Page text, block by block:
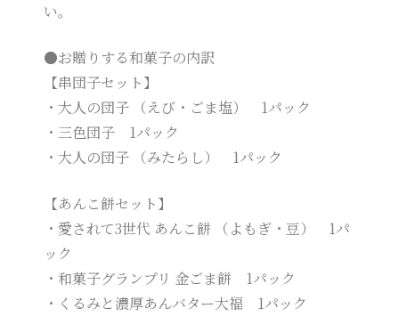
い。
●お贈りする和菓子の内訳
【串団子セット】
・大人の団子 （えび・ごま塩） 1パック
・三色団子 1パック
・大人の団子 （みたらし） 1パック
【あんこ餅セット】
・愛されて3世代 あんこ餅 （よもぎ・豆） 1パ
ック
・和菓子グランプリ 金ごま餅 1パック
・くるみと濃厚あんバター大福 1パック